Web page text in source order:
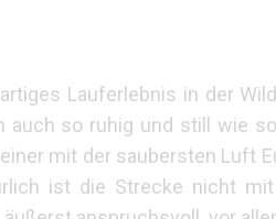
Lauferlebnis in der
auch so ruhig und still wie
mit der saubersten Luft
ist die Strecke nicht